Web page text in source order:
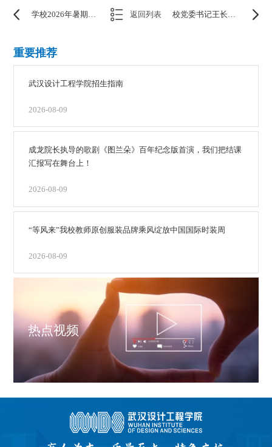
学校2026年暑期全体教职工集中学习培训开班暨“九思讲坛”第四期开讲 返回列表 校党委书记王长华、校长龚少平率队赴武昌首义学院调研
重要推荐
武汉设计工程学院招生指南
2026-08-09
成龙院长执导的歌剧《图兰朵》百年纪念版首演，我们把结课
汇报写在舞台上！
2026-08-09
“等风来”我校教师原创服装品牌乘风绽放中国国际时装周
2026-08-09
热点视频